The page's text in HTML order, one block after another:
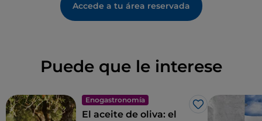
Accede a tu área reservada
Puede que le interese
Enogastronomía
Me gusta
El aceite de oliva: el